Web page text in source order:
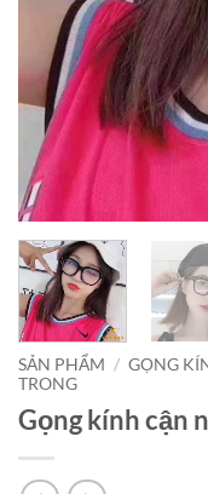
SẢN PHẨM / GỌNG
TRONG
Gọng kính cận